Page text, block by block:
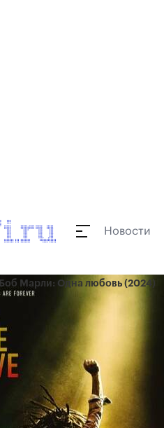
Новости
Боб Марли: Одна любовь (2024)